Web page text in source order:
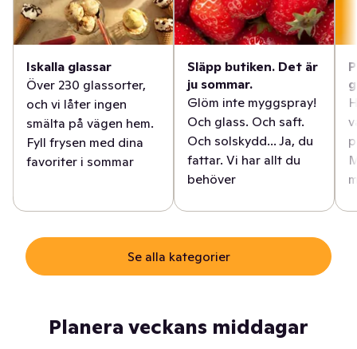
Iskalla glassar
Över 230 glassorter,
och vi låter ingen
smälta på vägen hem.
Fyll frysen med dina
favoriter i sommar
Släpp butiken. Det är
ju sommar.
Glöm inte myggspray!
Och glass. Och saft.
Och solskydd... Ja, du
fattar. Vi har allt du
behöver
Se alla kategorier
Planera veckans middagar